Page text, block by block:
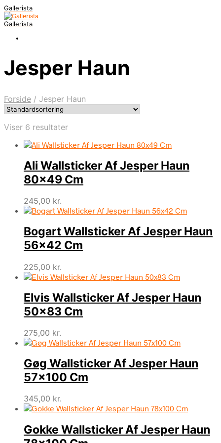
Gallerista
Gallerista
Jesper Haun
Forside / Jesper Haun
Viser 6 resultater
Ali Wallsticker Af Jesper Haun
80×49 Cm
245,00 kr.
Bogart Wallsticker Af Jesper Haun
56×42 Cm
225,00 kr.
Elvis Wallsticker Af Jesper Haun
50×83 Cm
275,00 kr.
Gøg Wallsticker Af Jesper Haun
57×100 Cm
345,00 kr.
Gokke Wallsticker Af Jesper Haun